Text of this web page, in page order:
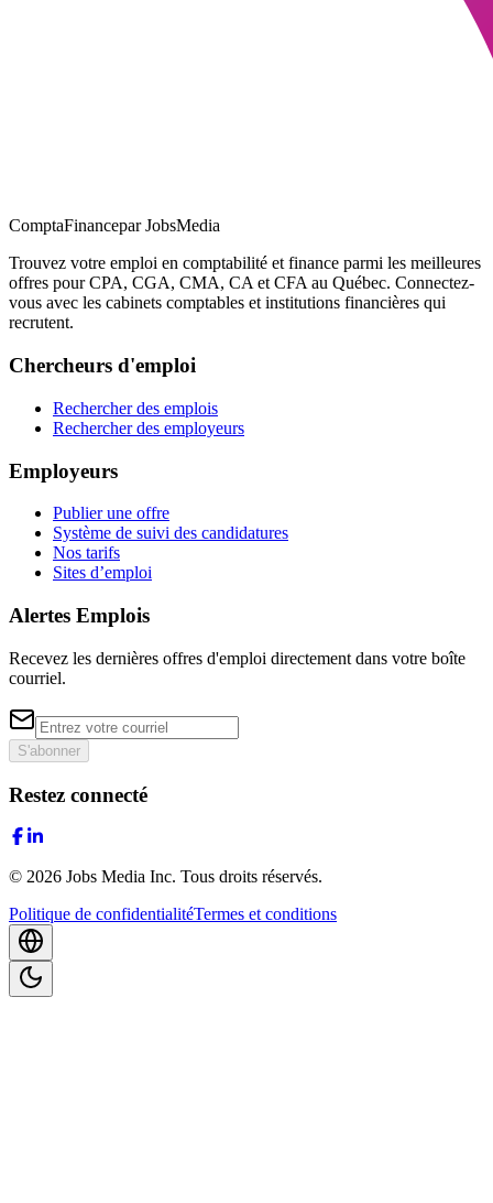
ComptaFinancepar JobsMedia
Trouvez votre emploi en comptabilité et finance parmi les meilleures
offres pour CPA, CGA, CMA, CA et CFA au Québec. Connectez-
vous avec les cabinets comptables et institutions financières qui
recrutent.
Chercheurs d'emploi
Rechercher des emplois
Rechercher des employeurs
Employeurs
Publier une offre
Système de suivi des candidatures
Nos tarifs
Sites d’emploi
Alertes Emplois
Recevez les dernières offres d'emploi directement dans votre boîte
courriel.
S'abonner
Restez connecté
© 2026 Jobs Media Inc. Tous droits réservés.
Politique de confidentialitéTermes et conditions